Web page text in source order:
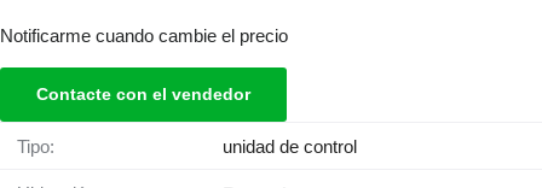
Notificarme cuando cambie el precio
Contacte con el vendedor
Tipo: unidad de control